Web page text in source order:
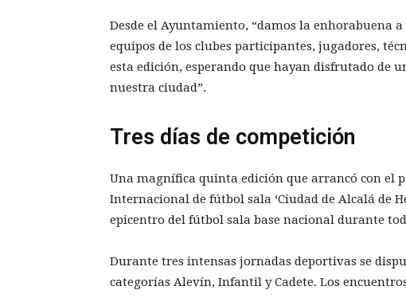
Desde el Ayuntamiento, “damos la enhorabuena
equipos de los clubes participantes, jugadores,
esta edición, esperando que hayan disfrutado de
nuestra ciudad”.
Tres días de competición
Una magnífica quinta edición que arrancó con el
Internacional de fútbol sala ‘Ciudad de Alcalá de
epicentro del fútbol sala base nacional durante
Durante tres intensas jornadas deportivas se
categorías Alevín, Infantil y Cadete. Los